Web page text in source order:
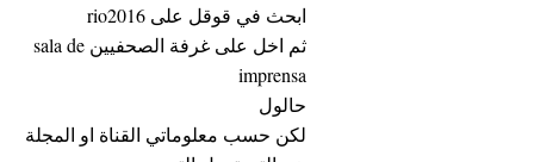
ابحث في قوقل على rio2016
ثم اخل على غرفة الصحفيين sala de
imprensa
حالول
لكن حسب معلوماتي القناة او المجلة